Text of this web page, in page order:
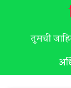
तुमची